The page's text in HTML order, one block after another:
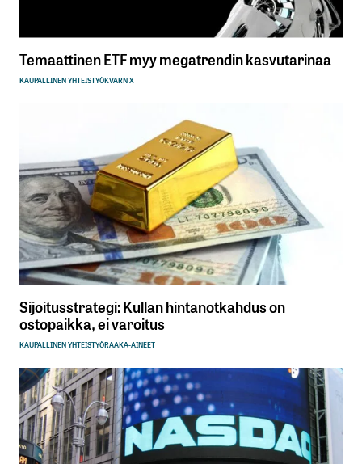
Temaattinen ETF myy megatrendin kasvutarinaa
KAUPALLINEN YHTEISTYÖKVARN X
Sijoitusstrategi: Kullan hintanotkahdus on
ostopaikka, ei varoitus
KAUPALLINEN YHTEISTYÖRAAKA-AINEET